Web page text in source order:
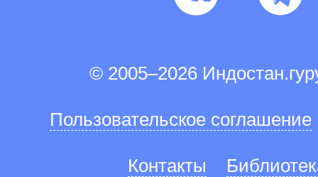
© 2005–2026
Пользовательское соглашение
Контакты